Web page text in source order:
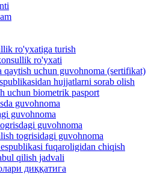
ro'yxatiga turish
ro'yxati
qaytish uchun guvohnoma (sertifikat)
hujjatlarni sorab olish
uchun biometrik pasport
guvohnoma
guvohnoma
guvohnoma
togrisidagi guvohnoma
fuqaroligidan chiqish
qilish jadvali
диққатига